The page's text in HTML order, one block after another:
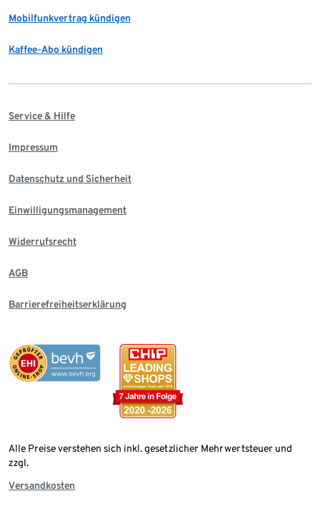
Mobilfunkvertrag kündigen
Kaffee-Abo kündigen
Service & Hilfe
Impressum
Datenschutz und Sicherheit
Einwilligungsmanagement
Widerrufsrecht
AGB
Barrierefreiheitserklärung
Alle Preise verstehen sich inkl. gesetzlicher Mehrwertsteuer und
zzgl.
Versandkosten